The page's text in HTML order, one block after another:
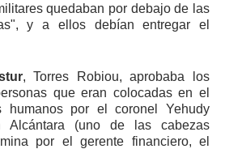
quedaban por debajo de las
y a ellos debían entregar el
, Torres Robiou, aprobaba los
que eran colocadas en el
humanos por el coronel Yehudy
Alcántara (uno de las cabezas
por el gerente financiero, el